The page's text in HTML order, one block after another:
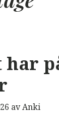
har
avAnki